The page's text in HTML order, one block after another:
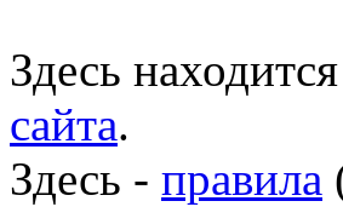
Здесь
сайта.
Здесь - правила